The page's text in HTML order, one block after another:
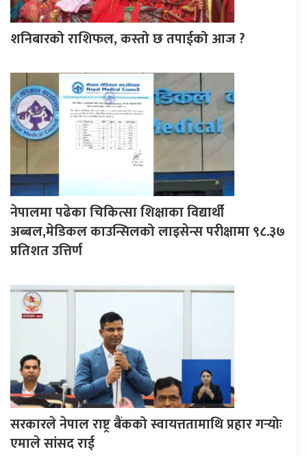
शनिबारको राशिफल, कस्तो छ तपाईको आज ?
नेपालमा पढेका चिकित्सा शिक्षाका विद्यार्थी
अब्बल,मेडिकल काउन्सिलको लाइसेन्स परीक्षामा ९८.३७
प्रतिशत उत्तिर्ण
सरकारले नेपाल राष्ट्र बैंकको स्वायत्ततामाथि प्रहार गर्‍योः
एमाले सांसद राई